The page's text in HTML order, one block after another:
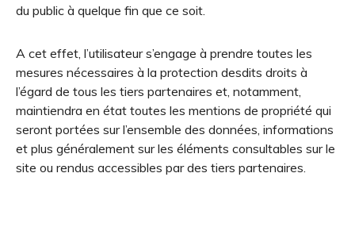
du public à quelque fin que ce soit.
A cet effet, l’utilisateur s’engage à prendre toutes les
mesures nécessaires à la protection desdits droits à
l’égard de tous les tiers partenaires et, notamment,
maintiendra en état toutes les mentions de propriété qui
seront portées sur l’ensemble des données, informations
et plus généralement sur les éléments consultables sur le
site ou rendus accessibles par des tiers partenaires.